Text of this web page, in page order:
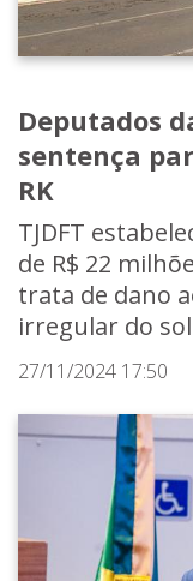
Deputados
sentença
RK
TJDFT
de R$ 22
trata de dano
irregular do
27/11/2024 17:50